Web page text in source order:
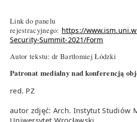
Link do panelu
rejestracyjnego: https://
Security-Summit-2021/Form
Autor tekstu: dr Bartłomiej Łódzki
Patronat medialny nad konferencją
red. PZ
autor zdjęć: Arch. Instytut Studiów
Uniwersytet Wrocławski